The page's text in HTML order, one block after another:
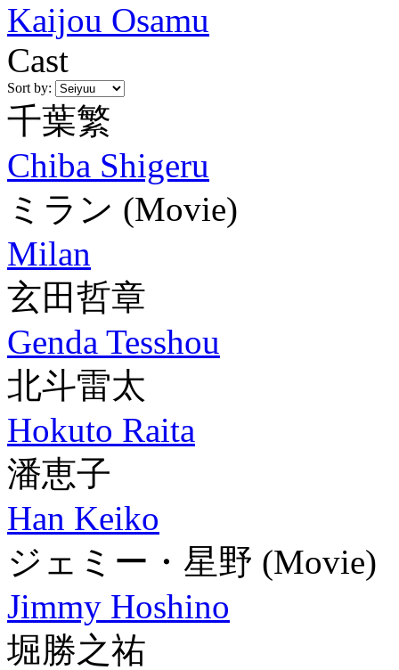
Kaijou Osamu
Cast
Sort by:
千葉繁
Chiba Shigeru
ミラン (Movie)
Milan
玄田哲章
Genda Tesshou
北斗雷太
Hokuto Raita
潘恵子
Han Keiko
ジェミー・星野 (Movie)
Jimmy Hoshino
堀勝之祐